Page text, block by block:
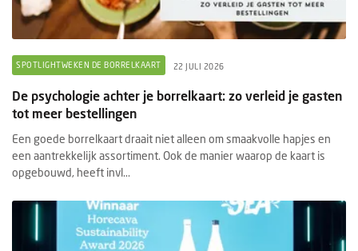
SPOTLIGHTWEKEN DE BORRELKAART 22 JULI 2026
De psychologie achter je borrelkaart: zo verleid je gasten
tot meer bestellingen
Een goede borrelkaart draait niet alleen om smaakvolle hapjes en
een aantrekkelijk assortiment. Ook de manier waarop de kaart is
opgebouwd, heeft invl...